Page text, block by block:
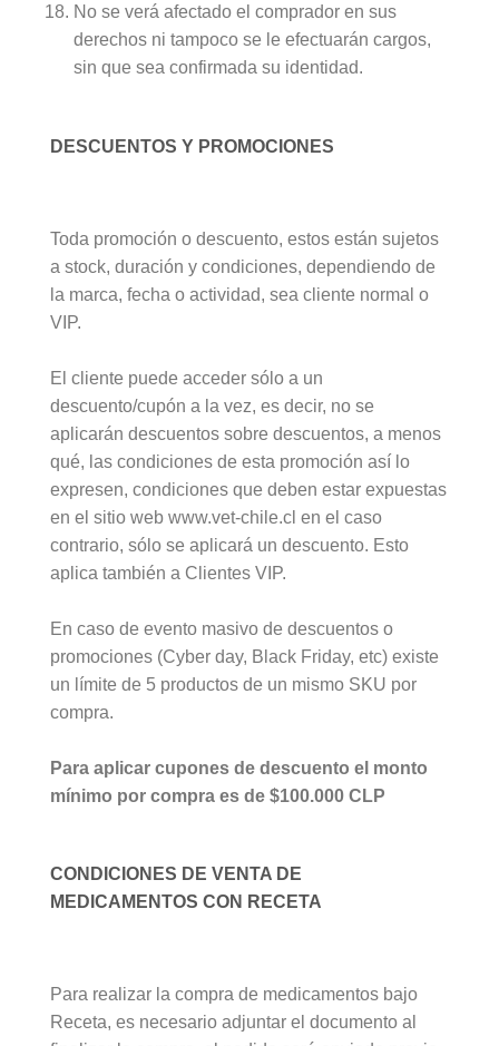
No se verá afectado el comprador en sus
derechos ni tampoco se le efectuarán cargos,
sin que sea confirmada su identidad.
DESCUENTOS Y PROMOCIONES
Toda promoción o descuento, estos están sujetos
a stock, duración y condiciones, dependiendo de
la marca, fecha o actividad, sea cliente normal o
VIP.
El cliente puede acceder sólo a un
descuento/cupón a la vez, es decir, no se
aplicarán descuentos sobre descuentos, a menos
qué, las condiciones de esta promoción así lo
expresen, condiciones que deben estar expuestas
en el sitio web www.vet-chile.cl en el caso
contrario, sólo se aplicará un descuento. Esto
aplica también a Clientes VIP.
En caso de evento masivo de descuentos o
promociones (Cyber day, Black Friday, etc) existe
un límite de 5 productos de un mismo SKU por
compra.
Para aplicar cupones de descuento el monto
mínimo por compra es de $100.000 CLP
CONDICIONES DE VENTA DE
MEDICAMENTOS CON RECETA
Para realizar la compra de medicamentos bajo
Receta, es necesario adjuntar el documento al